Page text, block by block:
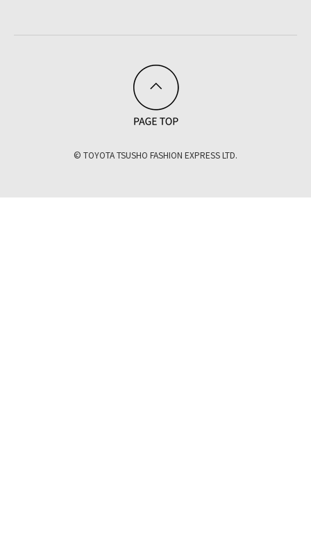
© TOYOTA TSUSHO FASHION EXPRESS LTD.